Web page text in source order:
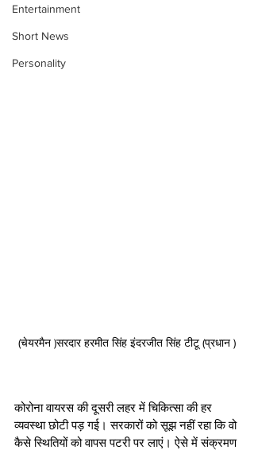
Entertainment
Short News
Personality
(चेयरमैन )सरदार हरमीत सिंह इंदरजीत सिंह टीटू (प्रधान )
कोरोना वायरस की दूसरी लहर में चिकित्सा की हर
व्यवस्था छोटी पड़ गई। सरकारों को सूझ नहीं रहा कि वो
कैसे स्थितियों को वापस पटरी पर लाएं। ऐसे में संक्रमण